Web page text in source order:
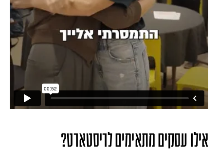
אילו עסקים מתאימים לריסטארט?